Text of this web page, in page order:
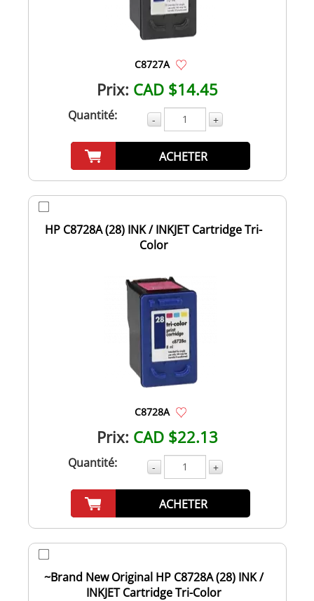
C8727A
Prix: CAD $14.45
Quantité: - +
ACHETER
HP C8728A (28) INK / INKJET Cartridge Tri-
Color
C8728A
Prix: CAD $22.13
Quantité: - +
ACHETER
~Brand New Original HP C8728A (28) INK /
INKJET Cartridge Tri-Color